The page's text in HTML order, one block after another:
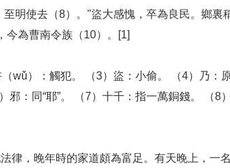
明使去（8）。"盜大感愧，卒為良民。鄉裏
今為曹南令族（10）。[1]
wǔ）：觸犯。 （3）盜：小偷。 （4）乃：
：同“耶”。 （7）十千：指一萬銅錢。 （8
律，晚年時的家道頗為富足。有天晚上，一